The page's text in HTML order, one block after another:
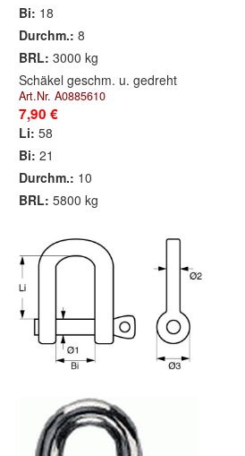
Bi: 18
Durchm.: 8
BRL: 3000 kg
Schäkel geschm. u. gedreht
Art.Nr. A0885610
7,90 €
Li: 58
Bi: 21
Durchm.: 10
BRL: 5800 kg